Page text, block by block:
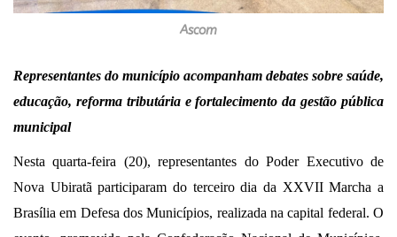
Ascom
Representantes do município acompanham debates sobre saúde,
educação, reforma tributária e fortalecimento da gestão pública
municipal
Nesta quarta-feira (20), representantes do Poder Executivo de
Nova Ubiratã participaram do terceiro dia da XXVII Marcha a
Brasília em Defesa dos Municípios, realizada na capital federal. O